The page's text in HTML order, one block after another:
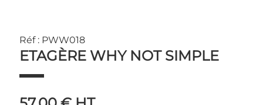
Réf : PWW018
ETAGÈRE WHY NOT SIMPLE